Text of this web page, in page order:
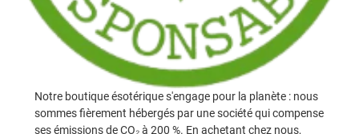
Notre boutique ésotérique s'engage pour la planète : nous
sommes fièrement hébergés par une société qui compense
ses émissions de CO₂ à 200 %. En achetant chez nous,